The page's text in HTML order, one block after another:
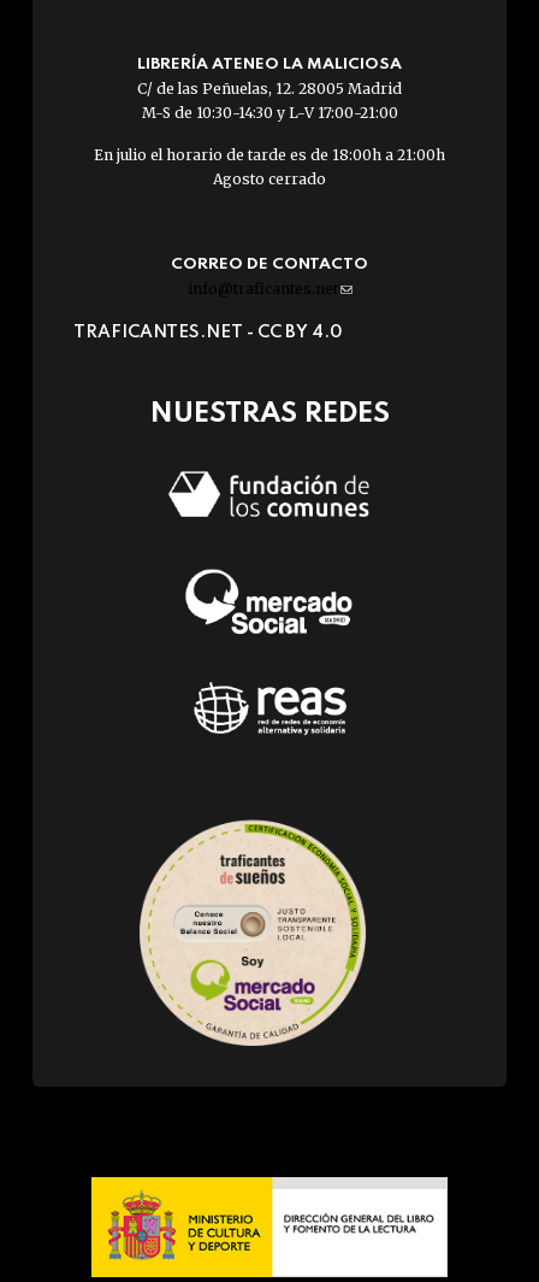
LIBRERÍA ATENEO LA MALICIOSA
C/ de las Peñuelas, 12. 28005 Madrid
M-S de 10:30-14:30 y L-V 17:00-21:00
En julio el horario de tarde es de 18:00h a 21:00h
Agosto cerrado
CORREO DE CONTACTO
info@traficantes.net (link
e-
TRAFICANTES.NET - CC BY 4.0
NUESTRAS REDES